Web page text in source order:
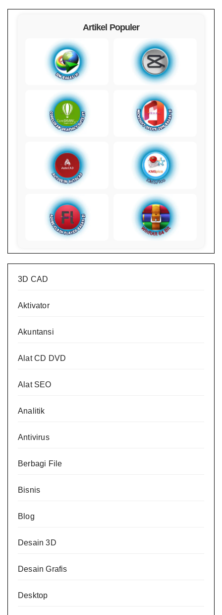
Artikel Populer
3D CAD
Aktivator
Akuntansi
Alat CD DVD
Alat SEO
Analitik
Antivirus
Berbagi File
Bisnis
Blog
Desain 3D
Desain Grafis
Desktop